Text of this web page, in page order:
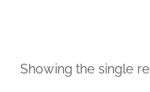
Showing the single